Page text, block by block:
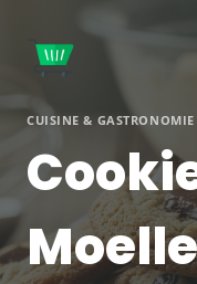
contenu
CUISINE & GASTRONOMIE